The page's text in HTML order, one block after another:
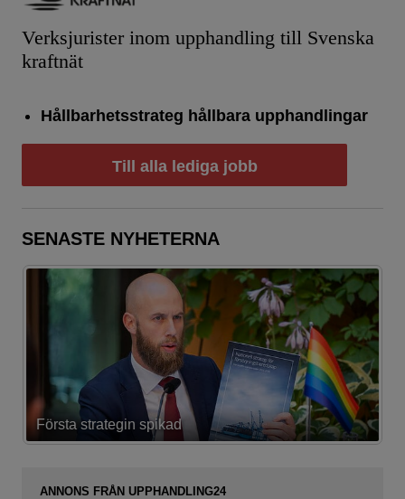
Verksjurister inom upphandling till Svenska
kraftnät
Hållbarhetsstrateg hållbara upphandlingar
Till alla lediga jobb
SENASTE NYHETERNA
Första strategin spikad
ANNONS FRÅN UPPHANDLING24